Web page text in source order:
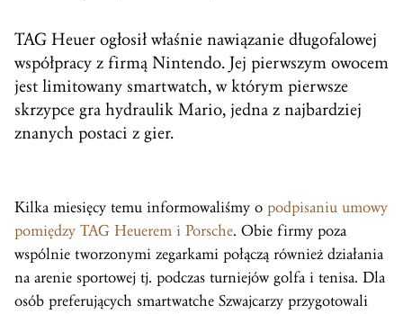
TAG Heuer ogłosił właśnie nawiązanie długofalowej
współpracy z firmą Nintendo. Jej pierwszym owocem
jest limitowany smartwatch, w którym pierwsze
skrzypce gra hydraulik Mario, jedna z najbardziej
znanych postaci z gier.
Kilka miesięcy temu informowaliśmy o podpisaniu umowy
pomiędzy TAG Heuerem i Porsche. Obie firmy poza
wspólnie tworzonymi zegarkami połączą również działania
na arenie sportowej tj. podczas turniejów golfa i tenisa. Dla
osób preferujących smartwatche Szwajcarzy przygotowali